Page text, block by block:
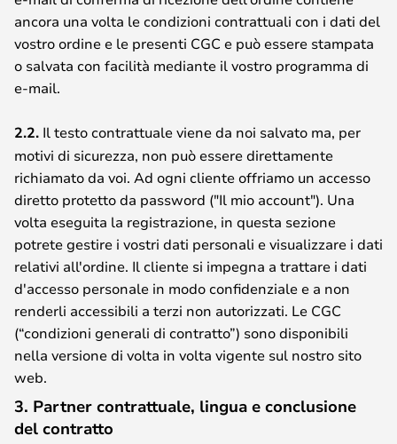
ancora una volta le condizioni contrattuali con i dati del
vostro ordine e le presenti CGC e può essere stampata
o salvata con facilità mediante il vostro programma di
e-mail.
2.2. Il testo contrattuale viene da noi salvato ma, per
motivi di sicurezza, non può essere direttamente
richiamato da voi. Ad ogni cliente offriamo un accesso
diretto protetto da password ("Il mio account"). Una
volta eseguita la registrazione, in questa sezione
potrete gestire i vostri dati personali e visualizzare i dati
relativi all'ordine. Il cliente si impegna a trattare i dati
d'accesso personale in modo confidenziale e a non
renderli accessibili a terzi non autorizzati. Le CGC
(“condizioni generali di contratto”) sono disponibili
nella versione di volta in volta vigente sul nostro sito
web.
3. Partner contrattuale, lingua e conclusione
del contratto